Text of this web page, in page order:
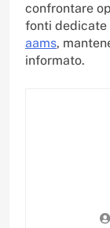
confrontare
fonti dedicate
aams,
informato.